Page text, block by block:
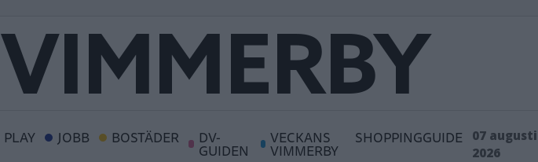
PLAY JOBB BOSTÄDER DV-
GUIDEN
VECKANS
VIMMERBY
SHOPPINGGUIDE
07 augusti
2026